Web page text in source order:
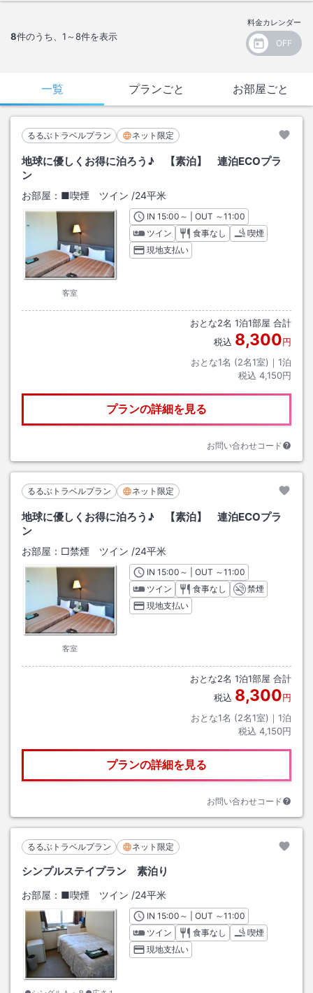
8件のうち、 1～8件を表示
料金カレンダー
一覧 プランごと お部屋ごと
るるぶトラベルプラン ネット限定
地球に優しくお得に泊ろう♪ 【素泊】 連泊ECOプラ
ン
お部屋： ■喫煙 ツイン /24平米
客室
INチェックイン
15:00 ～ | OUT チェックアウト
～11:00
ツイン
食事なし
喫煙
現地支払い
おとな2名 1泊1部屋 合計
税込 8,300円
おとな1名 (2名1室)｜ 1泊
税込 4,150円
プランの詳細を見る
お問い合わせコード
るるぶトラベルプラン ネット限定
地球に優しくお得に泊ろう♪ 【素泊】 連泊ECOプラ
ン
お部屋： □禁煙 ツイン /24平米
客室
INチェックイン
15:00 ～ | OUT チェックアウト
～11:00
ツイン
食事なし
禁煙
現地支払い
おとな2名 1泊1部屋 合計
税込 8,300円
おとな1名 (2名1室)｜ 1泊
税込 4,150円
プランの詳細を見る
お問い合わせコード
るるぶトラベルプラン ネット限定
シンプルステイプラン 素泊り
お部屋： ■喫煙 ツイン /24平米
INチェックイン
15:00 ～ | OUT チェックアウト
～11:00
ツイン
食事なし
喫煙
現地支払い